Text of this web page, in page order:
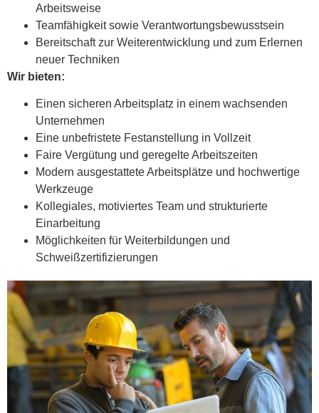
Arbeitsweise
Teamfähigkeit sowie Verantwortungsbewusstsein
Bereitschaft zur Weiterentwicklung und zum Erlernen
neuer Techniken
Wir bieten:
Einen sicheren Arbeitsplatz in einem wachsenden
Unternehmen
Eine unbefristete Festanstellung in Vollzeit
Faire Vergütung und geregelte Arbeitszeiten
Modern ausgestattete Arbeitsplätze und hochwertige
Werkzeuge
Kollegiales, motiviertes Team und strukturierte
Einarbeitung
Möglichkeiten für Weiterbildungen und
Schweißzertifizierungen